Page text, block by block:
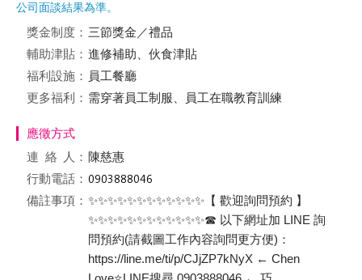
公司面談結果為準。
獎金制度： 三節獎金／禮品
輔助津貼： 進修補助、伙食津貼
福利設施： 員工餐廳
更多福利： 需穿著員工制服、員工在職教育訓練
應徵方式
連絡
人： 陳慈惠
行動電話：
備註事項： ✨✨✨✨✨✨✨✨✨✨✨✨【 歡迎詢問預約 】
✨✨✨✨✨✨✨✨✨✨✨✨☎️ 以下網址加 LINE 詢
問預約(請截圖工作內容詢問更方便)：
https://line.me/ti/p/CJjZP7kNyX ← Chen